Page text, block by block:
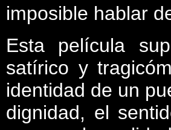
imposible hablar
Esta película
satírico y
identidad de un
dignidad, el